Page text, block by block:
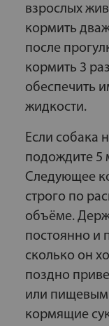
взрослых
кормить
после
кормить 3
обеспечить
жидкости.
Если собака
подождите 5
Следующее
строго по
объёме.
постоянно и
сколько он
поздно
или
кормящие